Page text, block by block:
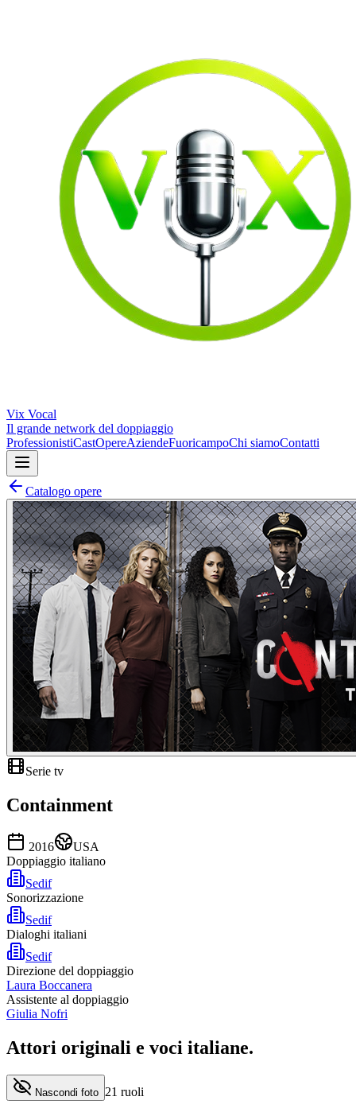
Vix Vocal
Il grande network del doppiaggio
ProfessionistiCastOpereAziendeFuoricampoChi siamoContatti
Catalogo opere
Serie tv
Containment
2016
USA
Doppiaggio italiano
Sedif
Sonorizzazione
Sedif
Dialoghi italiani
Sedif
Direzione del doppiaggio
Laura Boccanera
Assistente al doppiaggio
Giulia Nofri
Attori originali e voci italiane.
Nascondi foto 21 ruoli